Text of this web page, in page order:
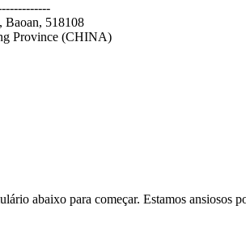
Baoan, 518108
Province (CHINA)
abaixo para começar. Estamos ansiosos